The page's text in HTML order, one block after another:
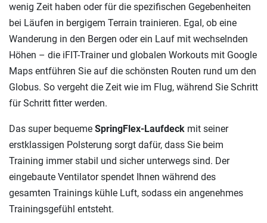
wenig Zeit haben oder für die spezifischen Gegebenheiten
bei Läufen in bergigem Terrain trainieren. Egal, ob eine
Wanderung in den Bergen oder ein Lauf mit wechselnden
Höhen – die iFIT-Trainer und globalen Workouts mit Google
Maps entführen Sie auf die schönsten Routen rund um den
Globus. So vergeht die Zeit wie im Flug, während Sie Schritt
für Schritt fitter werden.
Das super bequeme SpringFlex-Laufdeck mit seiner
erstklassigen Polsterung sorgt dafür, dass Sie beim
Training immer stabil und sicher unterwegs sind. Der
eingebaute Ventilator spendet Ihnen während des
gesamten Trainings kühle Luft, sodass ein angenehmes
Trainingsgefühl entsteht.